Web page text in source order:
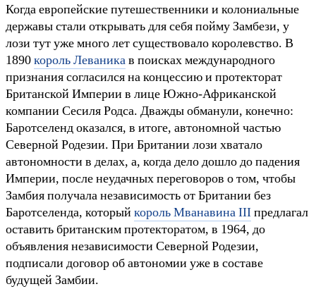
Когда европейские путешественники и колониальные
державы стали открывать для себя пойму Замбези, у
лози тут уже много лет существовало королевство. В
1890король Леваникав поисках международного
признания согласился на концессию и протекторат
Британской Империи в лице Южно-Африканской
компании Сесиля Родса. Дважды обманули, конечно:
Баротселенд оказался, в итоге, автономной частью
Северной Родезии. При Британии лози хватало
автономности в делах, а, когда дело дошло до падения
Империи, после неудачных переговоров о том, чтобы
Замбия получала независимость от Британии без
Баротселенда, который король Мванавина IIIпредлагал
оставить британским протекторатом, в 1964, до
объявления независимости Северной Родезии,
подписали договор об автономии уже в составе
будущей Замбии.